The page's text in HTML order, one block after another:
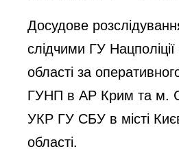
Досудове
слідчими ГУ Нацполіції
області за
ГУНП в АР Крим та м.
УКР ГУ СБУ в місті
області.